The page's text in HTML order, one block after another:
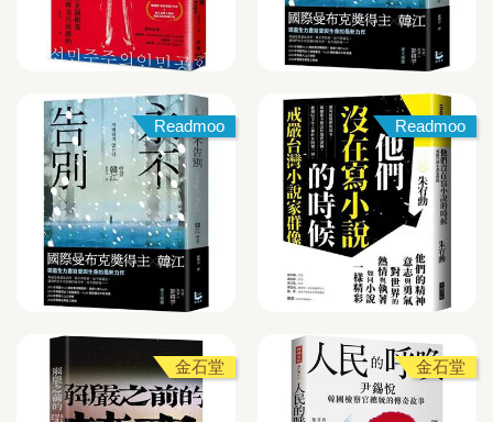
Readmoo Readmoo
金石堂 金石堂